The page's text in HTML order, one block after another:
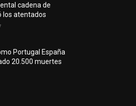
cadena de
los atentados
Portugal España
20.500 muertes